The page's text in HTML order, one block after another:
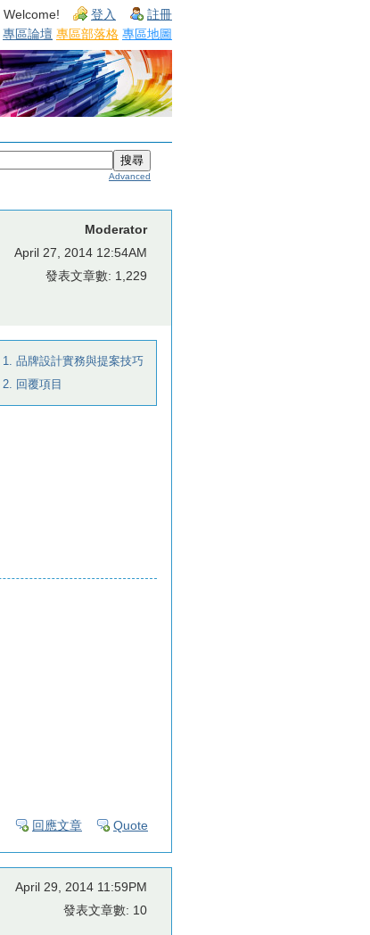
Welcome! 登入 註冊
專區論壇 專區部落格 專區地圖
Advanced
Moderator
April 27, 2014 12:54AM
發表文章數: 1,229
1. 品牌設計實務與提案技巧
2. 回覆項目
回應文章 Quote
April 29, 2014 11:59PM
發表文章數: 10